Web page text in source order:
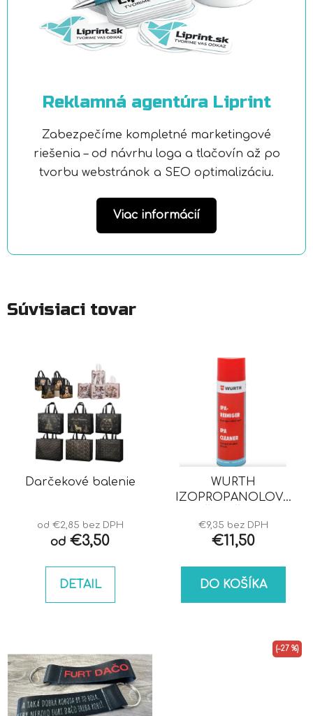
Reklamná agentúra Liprint
Zabezpečíme kompletné marketingové
riešenia – od návrhu loga a tlačovín až po
tvorbu webstránok a SEO optimalizáciu.
Viac informácií
Súvisiaci tovar
Darčekové balenie
od €2,85 bez DPH
od €3,50
DETAIL
WURTH
IZOPROPANOLOVÝ
€9,35 bez DPH
€11,50
DO KOŠÍKA
(–27 %)